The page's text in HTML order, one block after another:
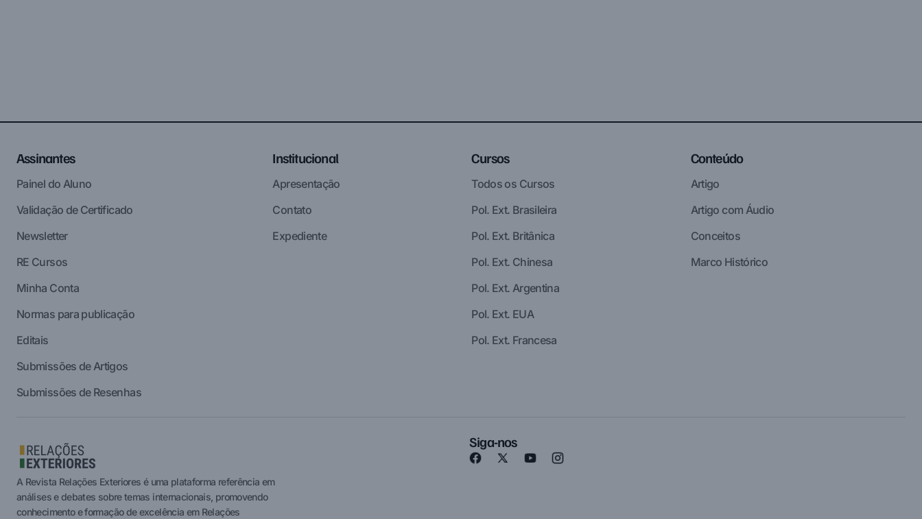
A Revista Relações Exteriores é uma plataforma referência em
análises e debates sobre temas internacionais, promovendo
conhecimento e formação de excelência em Relações
Assinantes
Painel do Aluno
Validação de Certificado
Newsletter
RE Cursos
Minha Conta
Normas para publicação
Editais
Submissões de Artigos
Submissões de Resenhas
Institucional
Apresentação
Contato
Expediente
Cursos
Todos os Cursos
Pol. Ext. Brasileira
Pol. Ext. Britânica
Pol. Ext. Chinesa
Pol. Ext. Argentina
Pol. Ext. EUA
Pol. Ext. Francesa
Conteúdo
Artigo
Artigo com Áudio
Conceitos
Marco Histórico
Siga-nos